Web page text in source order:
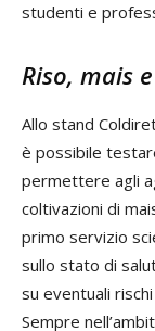
studenti e
Riso, mais
Allo stand
è possibile
permettere agli
coltivazioni di
primo servizio
sullo stato di
su eventuali
Sempre